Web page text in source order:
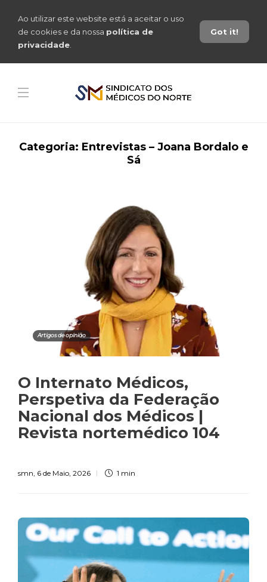
Ao utilizar este website está a aceitar o uso
de cookies e da nossa política de
privacidade
Got it!
Categoria: Entrevistas – Joana Bordalo e
Sá
Artigos de opinião
O Internato Médicos,
Perspetiva da Federação
Nacional dos Médicos |
Revista nortemédico 104
smn, 6 de Maio, 2026 1 min